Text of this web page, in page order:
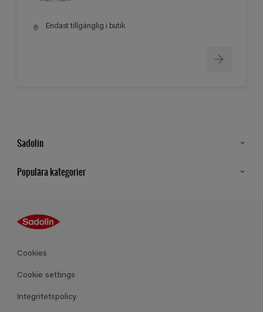
Endast tillgänglig i butik
Sadolin
Populära kategorier
Kulörer
Produkter
Cookies
Cookie settings
Integritetspolicy